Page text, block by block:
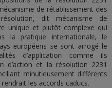
de rétablissement des
dit mécanisme de
unique et plutôt complexe qui
la pratique internationale, le
européens se sont arrogé le
d’application comme ils
d’action et la résolution 2231
minutieusement différents
les accords caducs.